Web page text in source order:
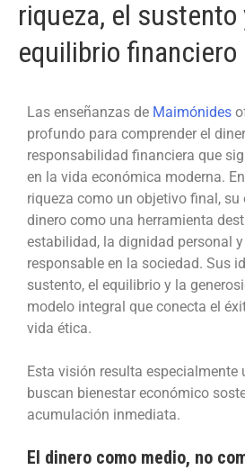
riqueza, el sustento
equilibrio financiero
Las enseñanzas de Maimónides
profundo para comprender el
responsabilidad financiera que
en la vida económica moderna.
riqueza como un objetivo final, su
dinero como una herramienta
estabilidad, la dignidad personal
responsable en la sociedad. Sus
sustento, el equilibrio y la
modelo integral que conecta el
vida ética.
Esta visión resulta especialmente
buscan bienestar económico
acumulación inmediata.
El dinero como medio, no